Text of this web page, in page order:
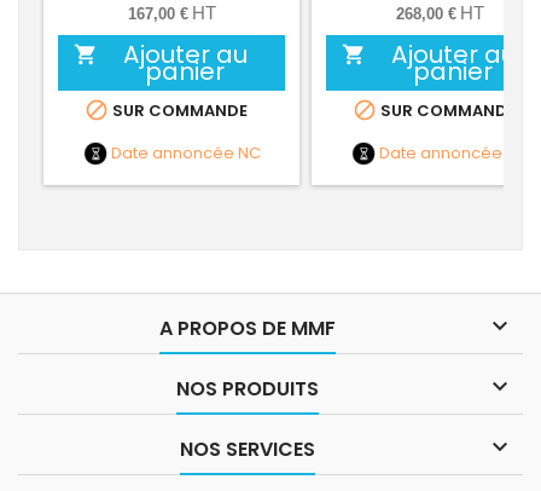
167,00 € HT
 Ajouter au
panier
 SUR COMMANDE
Date annoncée NC
268,00 € HT
 Ajouter au
panier
 SUR COMMANDE
Date annoncée
A PROPOS DE MMF 
NOS PRODUITS 
NOS SERVICES 